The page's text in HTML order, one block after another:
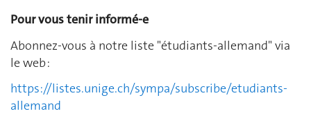
Pour vous tenir informé-e
Abonnez-vous à notre liste "étudiants-allemand" via
le web :
https://listes.unige.ch/sympa/subscribe/etudiants-
allemand